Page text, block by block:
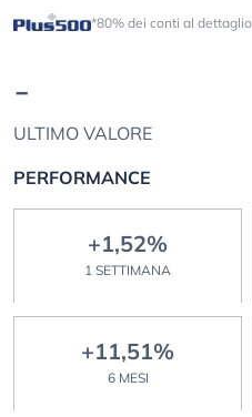
*80% dei conti al
-
ULTIMO VALORE
PERFORMANCE
+1,52%
1 SETTIMANA
+11,51%
6 MESI